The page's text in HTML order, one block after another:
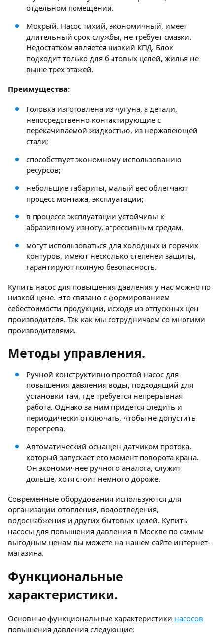
отдельном помещении.
Мокрый. Насос тихий, экономичный, имеет
длительный срок службы, не требует смазки.
Недостатком является низкий КПД. Блок
подходит только для бытовых целей, жилья не
выше трех этажей.
Преимущества:
Головка изготовлена ​​из чугуна, а детали,
непосредственно контактирующие с
перекачиваемой жидкостью, из нержавеющей
стали;
способствует экономному использованию
ресурсов;
небольшие габариты, малый вес облегчают
процесс монтажа, эксплуатации;
в процессе эксплуатации устойчивы к
абразивному износу, агрессивным средам.
могут использоваться для холодных и горячих
контуров, имеют несколько степеней защиты,
гарантируют полную безопасность.
Купить насос для повышения давления у нас можно по
низкой цене. Это связано с формированием
себестоимости продукции, исходя из отпускных цен
производителя. Так как мы сотрудничаем со многими
производителями.
Методы управления.
Ручной конструктивно простой насос для
повышения давления воды, подходящий для
установки там, где требуется непрерывная
работа. Однако за ним придется следить и
периодически отключать, чтобы не допустить
перегрева.
Автоматический оснащен датчиком протока,
который запускает его момент поворота крана.
Он экономичнее ручного аналога, служит
дольше, хотя стоит немного дороже.
Современные оборудования используются для
организации отопления, водоотведения,
водоснабжения и других бытовых целей. Купить
насосы для повышения давления в Москве по самым
выгодным ценам вы можете на нашем сайте интернет-
магазина.
Функциональные
характеристики.
Основные функциональные характеристики насосов
повышения давления следующие: